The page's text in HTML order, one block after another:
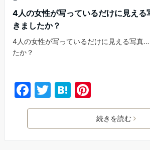
4人の女性が写っているだけに見え
きましたか？
4人の女性が写っているだけに見える写真
たか？
F
a
e
T
w
er
H
at
n
nt
er
e
続きを読む